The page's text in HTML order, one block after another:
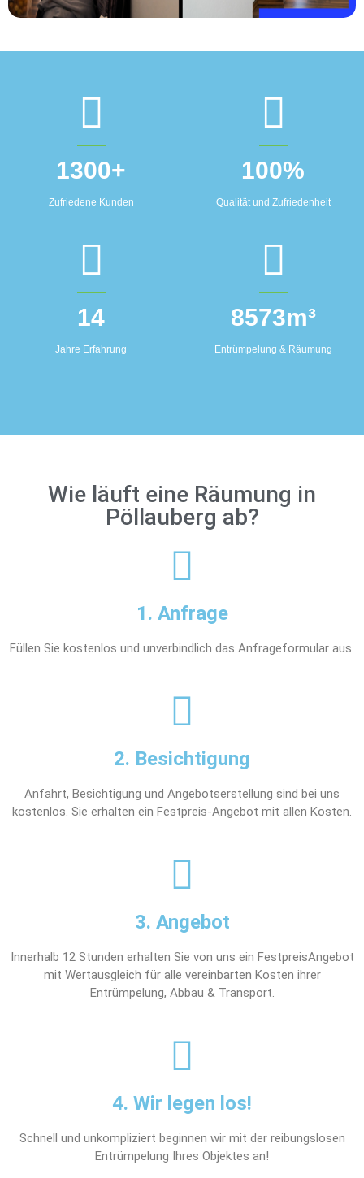
1300+
Zufriedene Kunden
100%
Qualität und Zufriedenheit
14
Jahre Erfahrung
8573m³
Entrümpelung & Räumung
Wie läuft eine Räumung in
Pöllauberg ab?
1. Anfrage
Füllen Sie kostenlos und unverbindlich das Anfrageformular aus.
2. Besichtigung
Anfahrt, Besichtigung und Angebotserstellung sind bei uns
kostenlos. Sie erhalten ein Festpreis-Angebot mit allen Kosten.
3. Angebot
Innerhalb 12 Stunden erhalten Sie von uns ein FestpreisAngebot
mit Wertausgleich für alle vereinbarten Kosten ihrer
Entrümpelung, Abbau & Transport.
4. Wir legen los!
Schnell und unkompliziert beginnen wir mit der reibungslosen
Entrümpelung Ihres Objektes an!